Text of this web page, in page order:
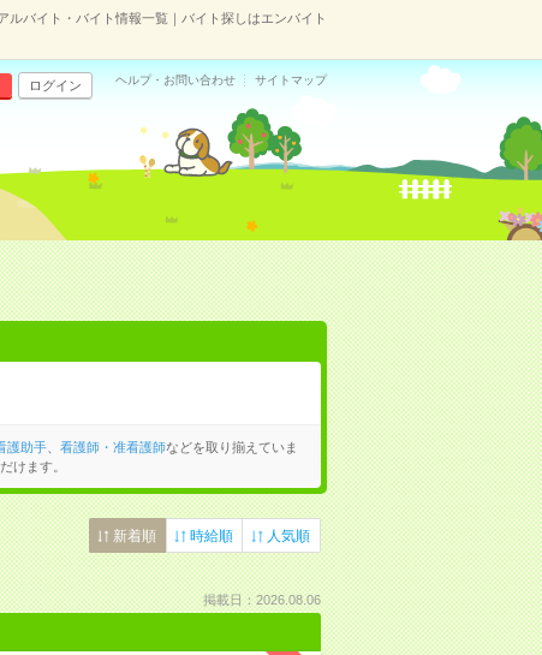
ルバイト・バイト情報一覧｜バイト探しはエンバイト
ログイン ヘルプ・お問い合わせ サイトマップ
護助手、 看護師・准看護師などを取り揃えていま
けます。
新着順 時給順 人気順
掲載日：2026.08.06